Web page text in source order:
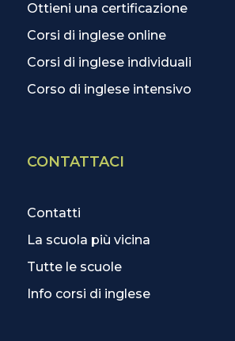
Ottieni una certificazione
Corsi di inglese online
Corsi di inglese individuali
Corso di inglese intensivo
CONTATTACI
Contatti
La scuola più vicina
Tutte le scuole
Info corsi di inglese